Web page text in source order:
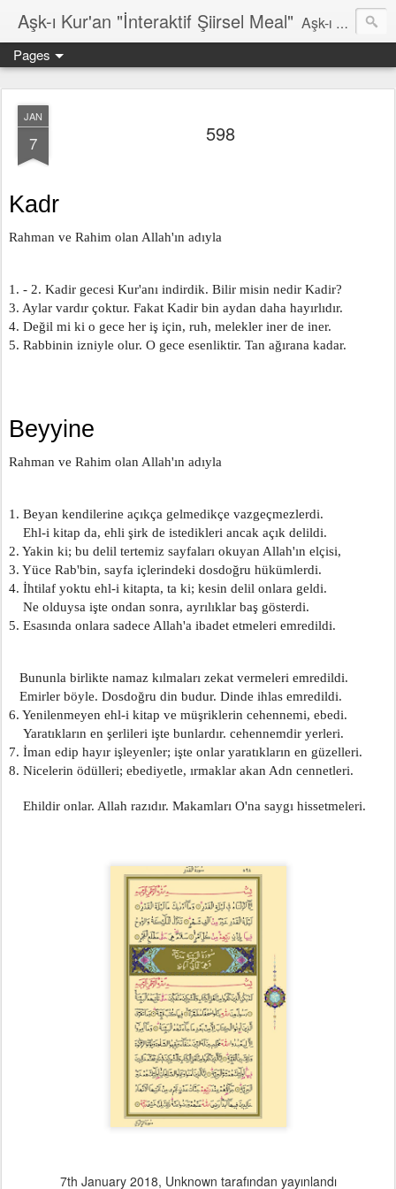
Aşk-ı Kur'an "İnteraktif Şiirsel Meal" Aşk-ı Kur'an; Orjinali, devrin tüm şiirlerini ortadan kaldırıp, kendine özgün şiirsel ahengiyle, tahta oturan Kur'an'ı Kerim'dir. Bu çalışma ise şiir tadında, ama şiir olduğu iddaa edilmeyen özgün bir mealidir. Şiir, şairin kendine göre hissettiği, şiir okuyucunun da kendine göre haz aldığı özgün bir duygusal bütünlüktür. İnteraktif Kuran'ı Kerim Meali, işiten herkese kendine has ruhsal bir bütünlük verir.
Pages
JAN
7 598
Kadr
Rahman ve Rahim olan Allah'ın adıyla
1. - 2. Kadir gecesi Kur'anı indirdik. Bilir misin nedir Kadir?
3. Aylar vardır çoktur. Fakat Kadir bin aydan daha hayırlıdır.
4. Değil mi ki o gece her iş için, ruh, melekler iner de iner.
5. Rabbinin izniyle olur. O gece esenliktir. Tan ağırana kadar.
Beyyine
Rahman ve Rahim olan Allah'ın adıyla
1. Beyan kendilerine açıkça gelmedikçe vazgeçmezlerdi.
Ehl-i kitap da, ehli şirk de istedikleri ancak açık delildi.
2. Yakin ki; bu delil tertemiz sayfaları okuyan Allah'ın elçisi,
3. Yüce Rab'bin, sayfa içlerindeki dosdoğru hükümlerdi.
4. İhtilaf yoktu ehl-i kitapta, ta ki; kesin delil onlara geldi.
Ne olduysa işte ondan sonra, ayrılıklar baş gösterdi.
5. Esasında onlara sadece Allah'a ibadet etmeleri emredildi.
Bununla birlikte namaz kılmaları zekat vermeleri emredildi.
Emirler böyle. Dosdoğru din budur. Dinde ihlas emredildi.
6. Yenilenmeyen ehl-i kitap ve müşriklerin cehennemi, ebedi.
Yaratıkların en şerlileri işte bunlardır. cehennemdir yerleri.
7. İman edip hayır işleyenler; işte onlar yaratıkların en güzelleri.
8. Nicelerin ödülleri; ebediyetle, ırmaklar akan Adn cennetleri.
Ehildir onlar. Allah razıdır. Makamları O'na saygı hissetmeleri.
7th January 2018, Unknown tarafından yayınlandı